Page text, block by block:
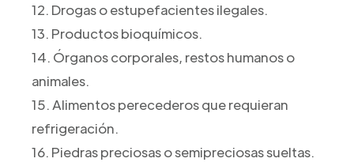
12. Drogas o estupefacientes ilegales.
13. Productos bioquímicos.
14. Órganos corporales, restos humanos o
animales.
15. Alimentos perecederos que requieran
refrigeración.
16. Piedras preciosas o semipreciosas sueltas.